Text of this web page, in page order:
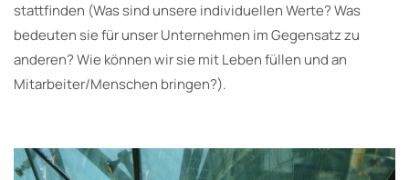
stattfinden (Was sind unsere individuellen Werte? Was
bedeuten sie für unser Unternehmen im Gegensatz zu
anderen? Wie können wir sie mit Leben füllen und an
Mitarbeiter/Menschen bringen?).